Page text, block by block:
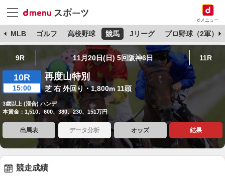
dメニュー
MLB ゴルフ 高校野球 競馬 Jリーグ プロ野球（2軍）
9R 11月20日(日) 5回阪神6日 11R
10R
15:00
再度山特別
芝 右 外回り・1,800m 11頭
3歳以上 (混合) ハンデ
本賞金：1,510、600、380、230、151万円
出馬表 データ分析 オッズ 結果
競走成績